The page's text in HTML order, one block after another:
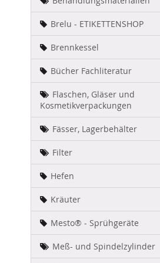
Brelu - ETIKETTENSHOP
Brennkessel
Bücher Fachliteratur
Flaschen, Gläser und
Kosmetikverpackungen
Fässer, Lagerbehälter
Filter
Hefen
Kräuter
Mesto® - Sprühgeräte
Meß- und Spindelzylinder